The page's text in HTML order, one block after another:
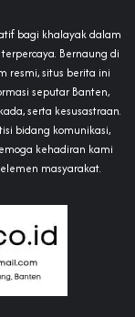
bagi khalayak dalam
Bernaung di
resmi, situs berita ini
seputar Banten,
serta kesusastraan.
bidang komunikasi,
kehadiran kami
masyarakat.